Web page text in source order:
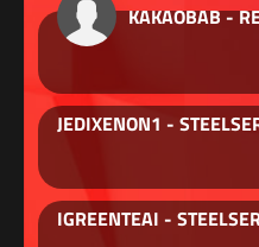
KAKAOBAB -
JEDIXENON1 -
IGREENTEAI -